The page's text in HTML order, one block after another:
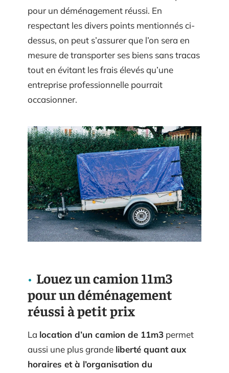
pour un déménagement réussi. En
respectant les divers points mentionnés ci-
dessus, on peut s’assurer que l’on sera en
mesure de transporter ses biens sans tracas
tout en évitant les frais élevés qu’une
entreprise professionnelle pourrait
occasionner.
Louez un camion 11m3
pour un déménagement
réussi à petit prix
La location d’un camion de 11m3 permet
aussi une plus grande liberté quant aux
horaires et à l’organisation du